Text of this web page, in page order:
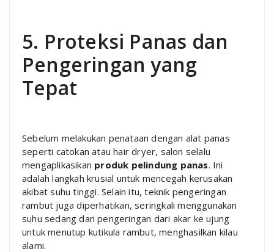
5. Proteksi Panas dan
Pengeringan yang
Tepat
Sebelum melakukan penataan dengan alat panas
seperti catokan atau hair dryer, salon selalu
mengaplikasikan produk pelindung panas. Ini
adalah langkah krusial untuk mencegah kerusakan
akibat suhu tinggi. Selain itu, teknik pengeringan
rambut juga diperhatikan, seringkali menggunakan
suhu sedang dan pengeringan dari akar ke ujung
untuk menutup kutikula rambut, menghasilkan kilau
alami.